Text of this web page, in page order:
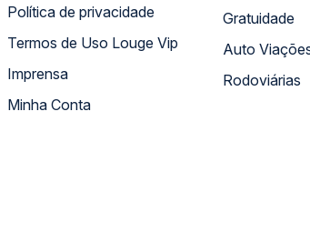
Política de privacidade
Termos de Uso Louge Vip
Imprensa
Minha Conta
Gratuidade
Auto
Rodoviárias